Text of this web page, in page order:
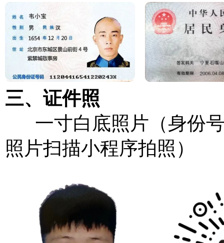
三、证件照
一寸白底照片（身份号
照片扫描小程序拍照）